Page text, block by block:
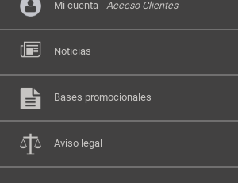
Mi cuenta - Acceso Clientes
Noticias
Bases promocionales
Aviso legal